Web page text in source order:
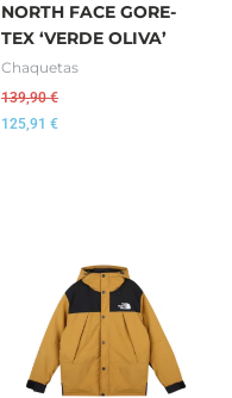
NORTH FACE GORE-
TEX ‘VERDE OLIVA’
Chaquetas
139,90€
125,91 €